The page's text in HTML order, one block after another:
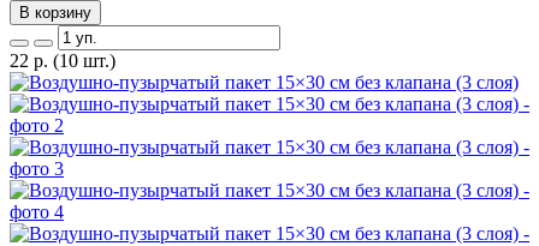
В корзину
22 р. (10 шт.)